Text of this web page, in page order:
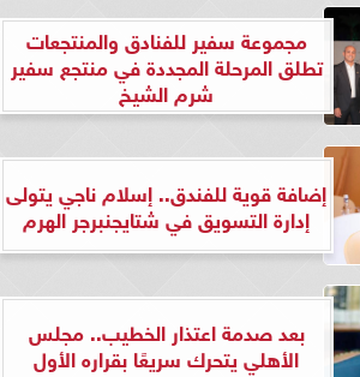
مجموعة سفير للفنادق والمنتجعات
تطلق المرحلة المجددة في منتجع سفير
شرم الشيخ
إضافة قوية للفندق.. إسلام ناجي يتولى
إدارة التسويق في شتايجنبرجر الهرم
بعد صدمة اعتذار الخطيب.. مجلس
الأهلي يتحرك سريعًا بقراره الأول